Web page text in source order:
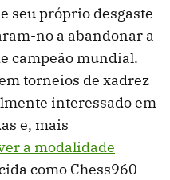
seu próprio desgaste
no a abandonar a
campeão mundial.
torneios de xadrez
interessado em
e, mais
a modalidade
como Chess960